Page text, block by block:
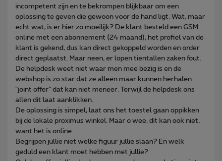
incompetent zijn en te bekrompen blijkbaar om een
oplossing te geven die gewoon voor de hand ligt. Wat, maar
echt wat, is er hier zo moeilijk? De klant besteld een GSM
online met een abonnement (24 maand), het profiel van de
klant is gekend, dus kan direct gekoppeld worden en order
direct geplaatst. Maar neen, er lopen tientallen zaken fout.
De helpdesk weet niet waar men mee bezig is en de
webshop is zo star dat ze alleen maar kunnen herhalen
"joint offer" dat kan niet meneer. Terwijl de helpdesk ons
allen dit laat aanklikken.
De oplossing is simpel, laat ons het toestel gaan oppikken
bij de lokale proximus winkel. Maar o wee, dit kan ook niet,
want het is online.
Begrijpen jullie niet welke figuur jullie slaan? En welk
geduld een klant moet hebben met jullie?